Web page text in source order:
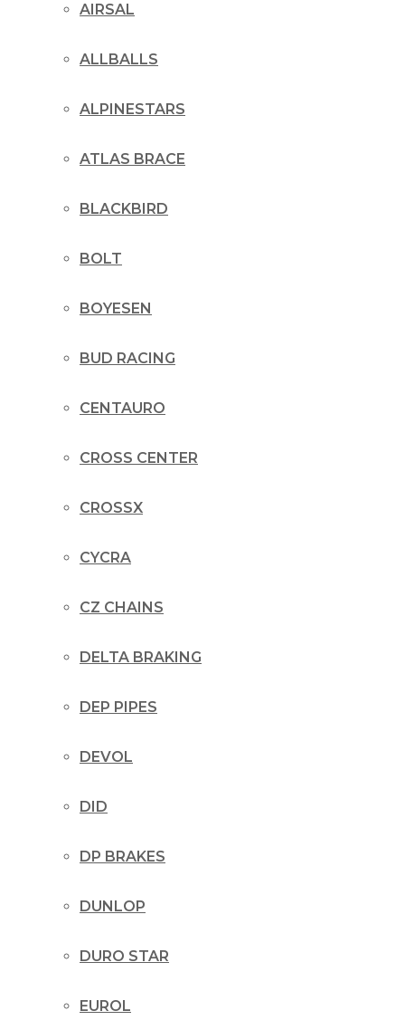
AIRSAL
ALLBALLS
ALPINESTARS
ATLAS BRACE
BLACKBIRD
BOLT
BOYESEN
BUD RACING
CENTAURO
CROSS CENTER
CROSSX
CYCRA
CZ CHAINS
DELTA BRAKING
DEP PIPES
DEVOL
DID
DP BRAKES
DUNLOP
DURO STAR
EUROL